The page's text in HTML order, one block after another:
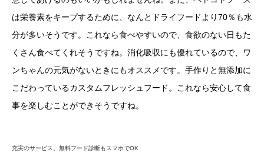
は栄養素をキープするために、なんとドライフードより70％も水
分が多いそうです。これなら食べやすいので、食欲のない日もた
くさん食べてくれそうですね。消化吸収にも優れているので、ワ
ンちゃんの元気がないときにもオススメです。手作りと無添加に
こだわっているカスタムフレッシュフード。これなら安心して食
事を楽しむことができそうですね。
充実のサービス。無料フード診断もスマホでOK